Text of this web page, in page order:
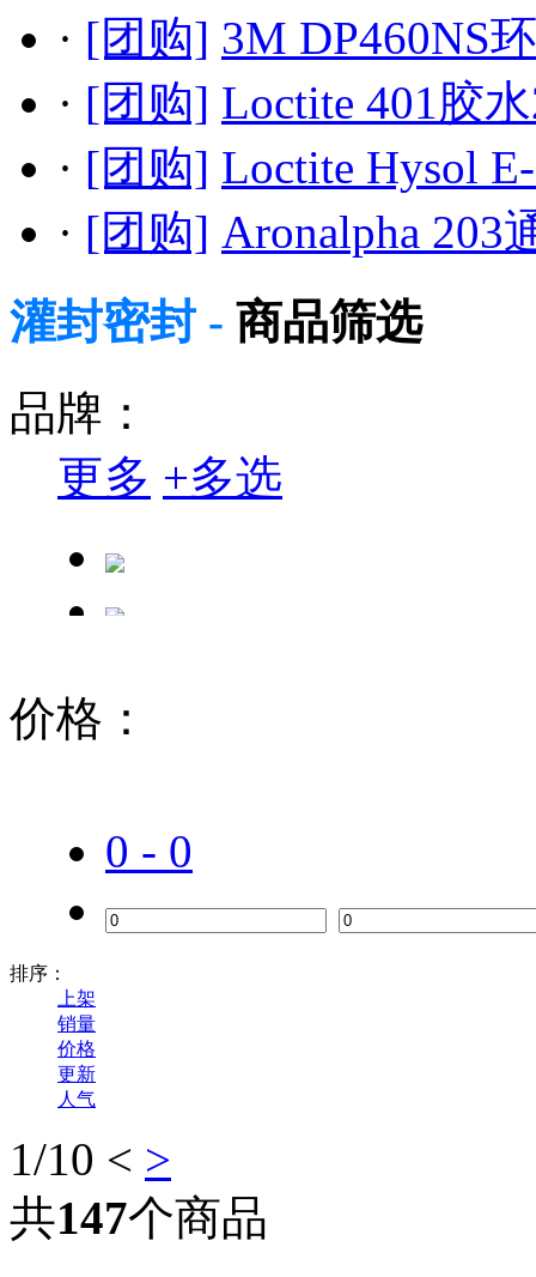
· [团购] 3M DP460NS
· [团购] Loctite 401胶
· [团购] Loctite Hysol
· [团购] Aronalpha 203
灌封密封 - 商品筛选
品牌：
更多 +多选
价格：
0 - 0
排序：
上架
销量
价格
更新
人气
1/10 < >
共147个商品